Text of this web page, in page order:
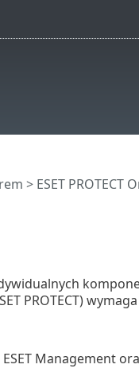
> ESET PROTECT
PROTECT) wymaga
Management